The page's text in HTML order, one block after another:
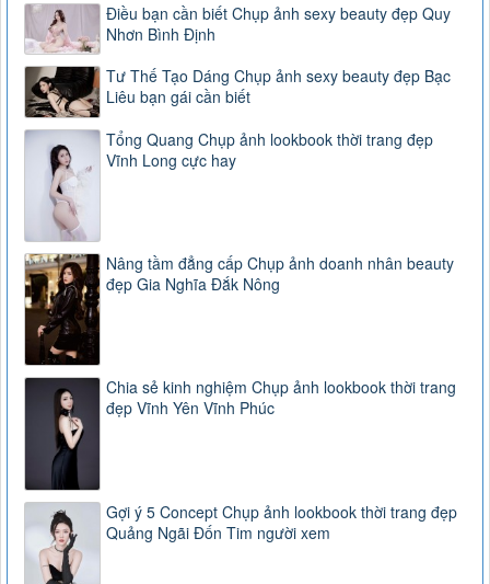
Điều bạn cần biết Chụp ảnh sexy beauty đẹp Quy
Nhơn Bình Định
Tư Thế Tạo Dáng Chụp ảnh sexy beauty đẹp Bạc
Liêu bạn gái cần biết
Tổng Quang Chụp ảnh lookbook thời trang đẹp
Vĩnh Long cực hay
Nâng tầm đẳng cấp Chụp ảnh doanh nhân beauty
đẹp Gia Nghĩa Đắk Nông
Chia sẻ kinh nghiệm Chụp ảnh lookbook thời trang
đẹp Vĩnh Yên Vĩnh Phúc
Gợi ý 5 Concept Chụp ảnh lookbook thời trang đẹp
Quảng Ngãi Đốn Tim người xem